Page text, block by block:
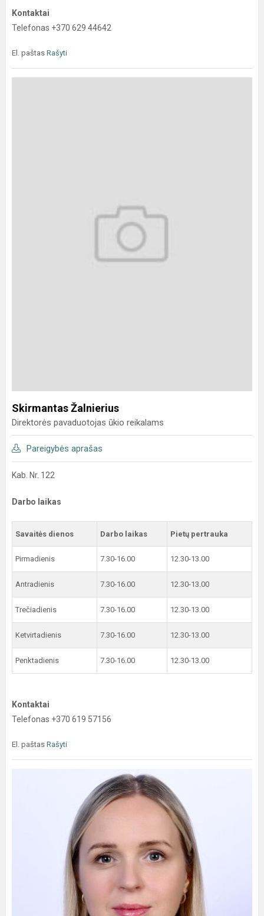
Kontaktai
Telefonas +370 629 44642
El. paštas Rašyti
Skirmantas Žalnierius
Direktorės pavaduotojas ūkio reikalams
Pareigybės aprašas
Kab. Nr. 122
Darbo laikas
Savaitės dienos Darbo laikas Pietų pertrauka
Pirmadienis 7.30-16.00 12.30-13.00
Antradienis 7.30-16.00 12.30-13.00
Trečiadienis 7.30-16.00 12.30-13.00
Ketvirtadienis 7.30-16.00 12.30-13.00
Penktadienis 7.30-16.00 12.30-13.00
Kontaktai
Telefonas +370 619 57156
El. paštas Rašyti